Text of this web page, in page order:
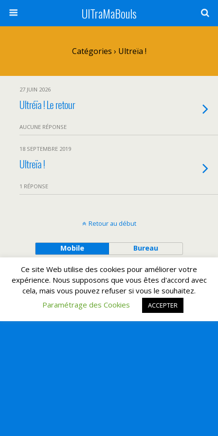
UlTraMaBouls
Catégories › Ultreïa !
27 JUIN 2026
Ultréïa ! Le retour
AUCUNE RÉPONSE
18 SEPTEMBRE 2019
Ultreïa !
1 RÉPONSE
Retour au début
Mobile Bureau
Ce site Web utilise des cookies pour améliorer votre
expérience. Nous supposons que vous êtes d'accord avec
cela, mais vous pouvez refuser si vous le souhaitez.
Paramétrage des Cookies
ACCEPTER